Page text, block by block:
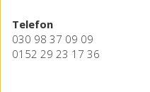
Telefon
030 98 37 09 09
0152 29 23 17 36